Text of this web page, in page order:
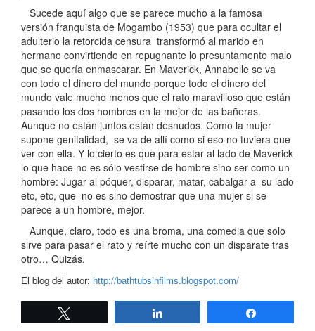
Sucede aquí algo que se parece mucho a la famosa
versión franquista de Mogambo (1953) que para ocultar el
adulterio la retorcida censura transformó al marido en
hermano convirtiendo en repugnante lo presuntamente malo
que se quería enmascarar. En Maverick, Annabelle se va
con todo el dinero del mundo porque todo el dinero del
mundo vale mucho menos que el rato maravilloso que están
pasando los dos hombres en la mejor de las bañeras.
Aunque no están juntos están desnudos. Como la mujer
supone genitalidad, se va de allí como si eso no tuviera que
ver con ella. Y lo cierto es que para estar al lado de Maverick
lo que hace no es sólo vestirse de hombre sino ser como un
hombre: Jugar al póquer, disparar, matar, cabalgar a su lado
etc, etc, que no es sino demostrar que una mujer si se
parece a un hombre, mejor.
Aunque, claro, todo es una broma, una comedia que solo
sirve para pasar el rato y reírte mucho con un disparate tras
otro… Quizás.
El blog del autor: http://bathtubsinfilms.blogspot.com/